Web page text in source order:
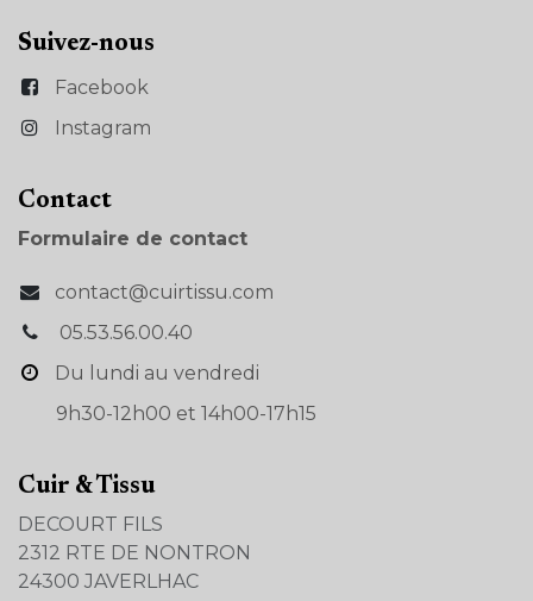
Suivez-nous
Facebook
Instagram
Con​tact
Formulaire de contact
contact@cuirtissu.com
05.53.56.00.40
Du lundi au vendredi
9h30-12h00 et 14h00-17h15
Cuir & Tissu
DECOURT FILS
2312 RTE DE NONTRON
24300 JAVERLHAC